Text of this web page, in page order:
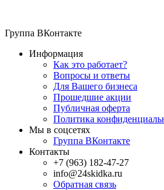
Группа ВКонтакте
Информация
Как это работает?
Вопросы и ответы
Для Вашего бизнеса
Прошедшие акции
Публичная оферта
Политика
Мы в соцсетях
Группа ВКонтакте
Контакты
+7 (963) 182-47-27
info@24skidka.ru
Обратная связь